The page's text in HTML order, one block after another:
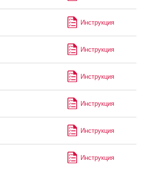
Инструкция
Инструкция
Инструкция
Инструкция
Инструкция
Инструкция